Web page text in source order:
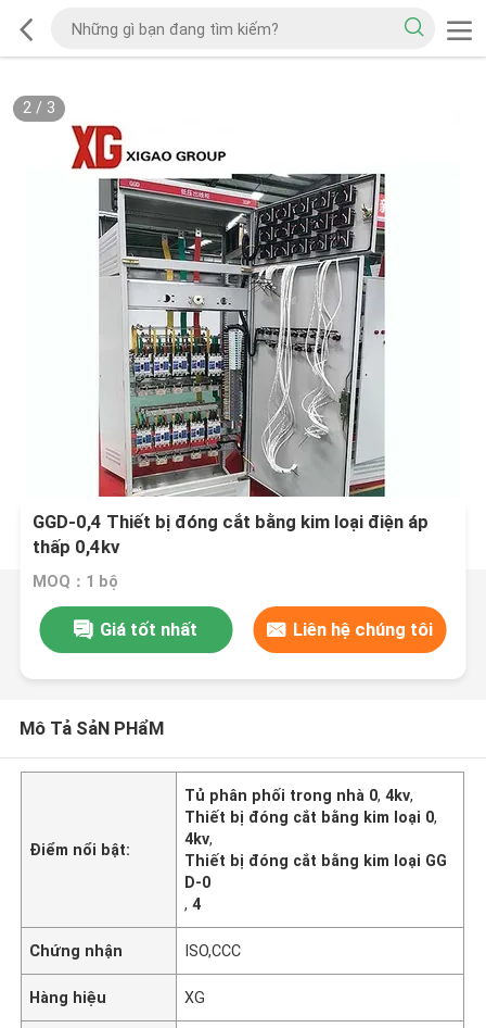
2/ 3
GGD-0,4 Thiết bị đóng cắt bằng kim loại điện áp
thấp 0,4kv
MOQ：1 bộ
Giá tốt nhất Liên hệ chúng tôi
Mô Tả SảN PHẩM
Điểm nổi bật:
Tủ phân phối trong nhà 0,4kv,
Thiết bị đóng cắt bằng kim loại 0,
4kv,
Thiết bị đóng cắt bằng kim loại GG
D-0
,4
Chứng nhận ISO,CCC
Hàng hiệu XG